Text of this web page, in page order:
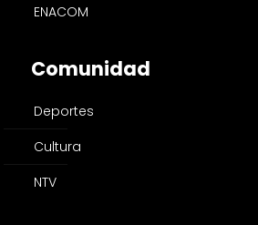
ENACOM
Comunidad
Deportes
Cultura
NTV